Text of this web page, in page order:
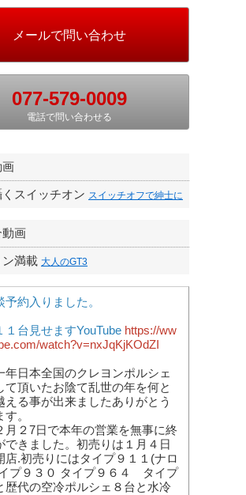
077-579-0009
電話で問い合わせる
画
スイッチオン スイッチオフで紳士に
画
満載 大人のGT3
予約入りました。
１台見せますYouTube https://ww
watch?v=nxJqKjKOdZI
年日本全国のクレヨンポルシェ
て頂いたお陰て乱世の年を何と
える事が出来ましたありがとう
。
月２7日で本年の営業を無事に終
できました。初売りは１月４日
店.初売りにはタイプ９１１(ナロ
プ９３０ タイプ９６４ タイプ
歴代の空冷ポルシェ８台と水冷